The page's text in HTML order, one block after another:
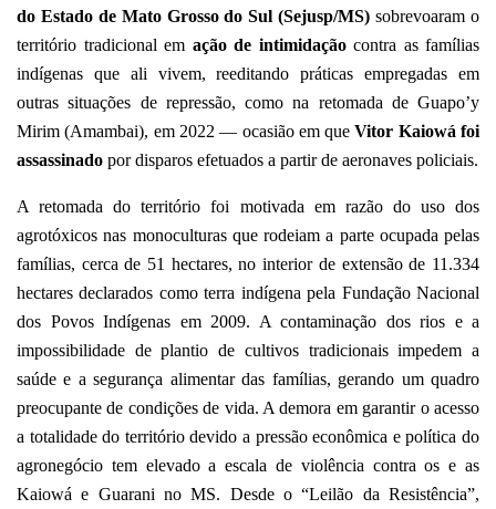
do Estado de Mato Grosso do Sul (Sejusp/MS) sobrevoaram o
território tradicional em ação de intimidação contra as famílias
indígenas que ali vivem, reeditando práticas empregadas em
outras situações de repressão, como na retomada de Guapo’y
Mirim (Amambai), em 2022 — ocasião em queVitor Kaiowá foi
assassinado por disparos efetuados a partir de aeronaves policiais.
A retomada do território foi motivada em razão do uso dos
agrotóxicos nas monoculturas que rodeiam a parte ocupada pelas
famílias, cerca de 51 hectares, no interior de extensão de 11.334
hectares declarados como terra indígena pela Fundação Nacional
dos Povos Indígenas em 2009. A contaminação dos rios e a
impossibilidade de plantio de cultivos tradicionais impedem a
saúde e a segurança alimentar das famílias, gerando um quadro
preocupante de condições de vida. A demora em garantir o acesso
a totalidade do território devido a pressão econômica e política do
agronegócio tem elevado a escala de violência contra os e as
Kaiowá e Guarani no MS. Desde o “Leilão da Resistência”,